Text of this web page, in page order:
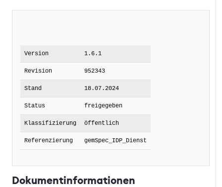
Version 1.6.1
Revision 952343
Stand 18.07.2024
Status freigegeben
Klassifizierung öffentlich
Referenzierung gemSpec_IDP_Dienst
Dokumentinformationen